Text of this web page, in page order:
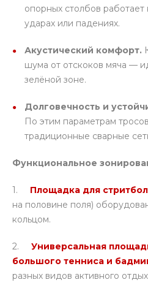
опорных столбов работает
ударах или падениях.
Акустический комфорт.
шума от отскоков мяча —
зелёной зоне.
Долговечность и
По этим параметрам
традиционные сварные
Функциональное
1. Площадка для
на половине поля)
кольцом.
2. Универсальная
большого тенниса и
разных видов активного